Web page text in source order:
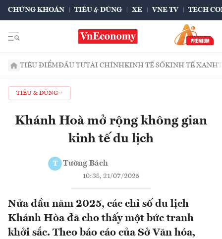
CHỨNG KHOÁN TIÊU & DÙNG XE VNE TV TECH
TIÊU ĐIỂMĐẦU TƯTÀI CHÍNHKINH TẾ SỐKINH TẾ XANH
TIÊU & DÙNG
Khánh Hoà mở rộng không gian
kinh tế du lịch
T Tường Bách
10:38, 21/07/2025
Nửa đầu năm 2025, các chỉ số du lịch
Khánh Hòa đã cho thấy một bức tranh
khởi sắc. Theo báo cáo của Sở Văn hóa,